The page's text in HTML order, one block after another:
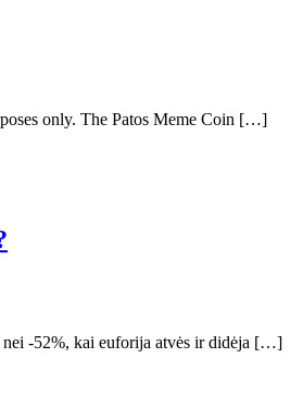
only. The Patos Meme Coin […]
nei -52%, kai euforija atvės ir didėja […]